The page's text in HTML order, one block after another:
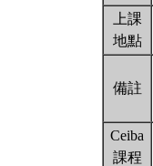
上課
地點
備註
Ceiba
課程